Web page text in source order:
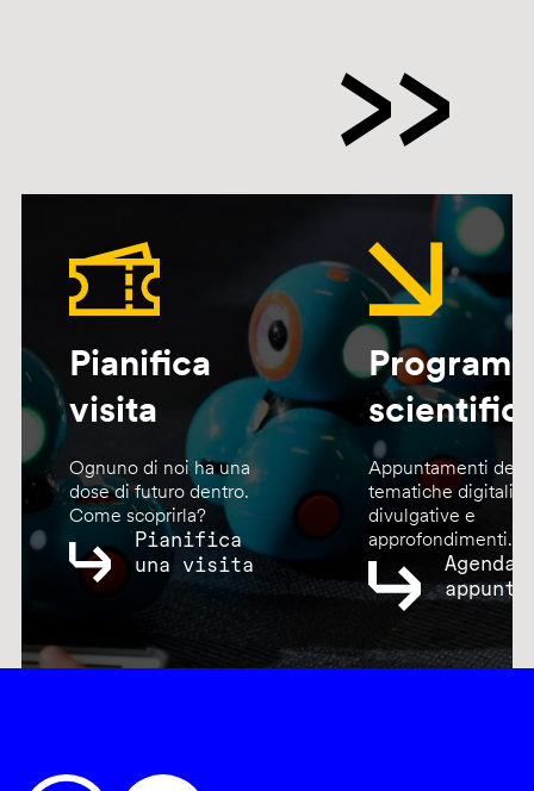
Pianifica
visita
Ognuno di noi ha una
dose di futuro dentro.
Come scoprirla?
Pianifica
una visita
Appuntamenti
tematiche digitali,
divulgative e
approfondimenti.
Agenda